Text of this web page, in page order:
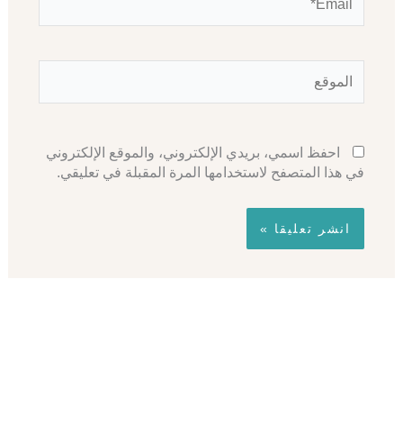
احفظ اسمي، بريدي الإلكتروني، والموقع الإلكتروني
في هذا المتصفح لاستخدامها المرة المقبلة في تعليقي.